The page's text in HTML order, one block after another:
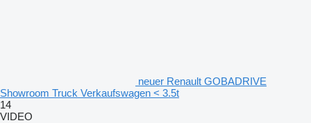
neuer Renault GOBADRIVE
Showroom Truck Verkaufswagen < 3.5t
14
VIDEO